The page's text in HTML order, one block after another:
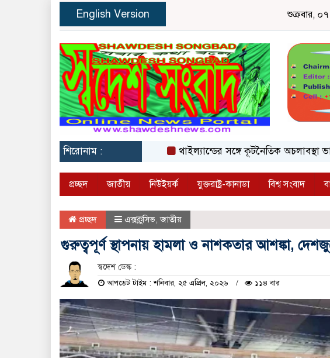
English Version শুক্রবার,
শিরোনাম : থাইল্যান্ডের সঙ্গে কূটনৈতিক অচলাবস্থা ভাঙলো
প্রচ্ছদ জাতীয় নিউইয়র্ক যুক্তরাষ্ট্র-কানাডা বিশ্ব সংবাদ
প্রচ্ছদ এক্সক্লুসিভ,জাতীয়
গুরুত্বপূর্ণ স্থাপনায় হামলা ও নাশকতার আশঙ্কা,
স্বদেশ ডেস্ক :
আপডেট টাইম : শনিবার, ২৫ এপ্রিল, ২০২৬ ১১৪ বার